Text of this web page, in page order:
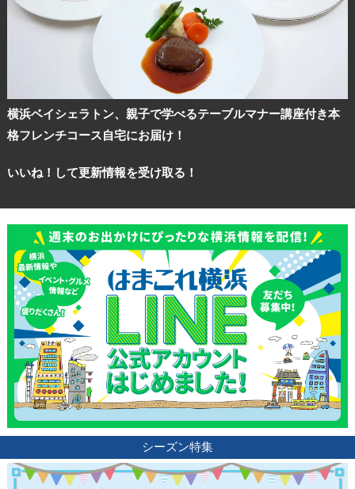
横浜ベイシェラトン、親子で学べるテーブルマナー講座付き本
格フレンチコース自宅にお届け！
いいね！して更新情報を受け取る！
シーズン特集